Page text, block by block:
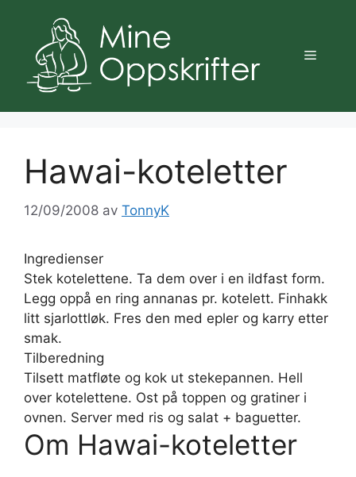
innhold
Meny
Hawai-koteletter
12/09/2008 av TonnyK
Ingredienser
Stek kotelettene. Ta dem over i en ildfast form.
Legg oppå en ring annanas pr. kotelett. Finhakk
litt sjarlottløk. Fres den med epler og karry etter
smak.
Tilberedning
Tilsett matfløte og kok ut stekepannen. Hell
over kotelettene. Ost på toppen og gratiner i
ovnen. Server med ris og salat + baguetter.
Om Hawai-koteletter